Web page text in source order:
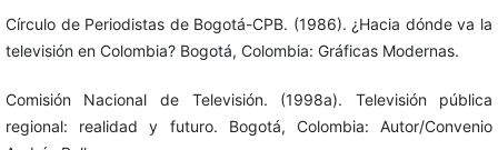
Círculo de Periodistas de Bogotá-CPB. (1986). ¿Hacia dónde va la
televisión en Colombia? Bogotá, Colombia: Gráficas Modernas.
Comisión Nacional de Televisión. (1998a). Televisión pública
regional: realidad y futuro. Bogotá, Colombia: Autor/Convenio